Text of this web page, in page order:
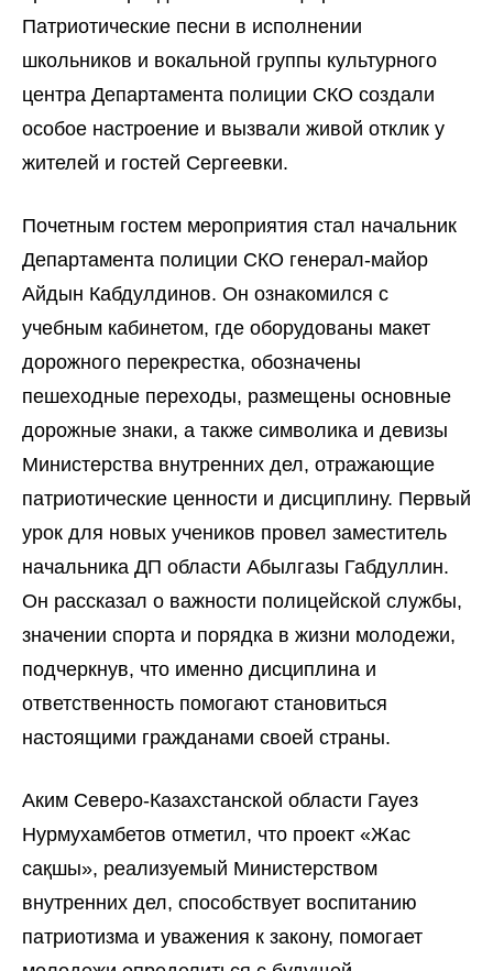
Патриотические песни в исполнении
школьников и вокальной группы культурного
центра Департамента полиции СКО создали
особое настроение и вызвали живой отклик у
жителей и гостей Сергеевки.
Почетным гостем мероприятия стал начальник
Департамента полиции СКО генерал-майор
Айдын Кабдулдинов. Он ознакомился с
учебным кабинетом, где оборудованы макет
дорожного перекрестка, обозначены
пешеходные переходы, размещены основные
дорожные знаки, а также символика и девизы
Министерства внутренних дел, отражающие
патриотические ценности и дисциплину. Первый
урок для новых учеников провел заместитель
начальника ДП области Абылгазы Габдуллин.
Он рассказал о важности полицейской службы,
значении спорта и порядка в жизни молодежи,
подчеркнув, что именно дисциплина и
ответственность помогают становиться
настоящими гражданами своей страны.
Аким Северо-Казахстанской области Гауез
Нурмухамбетов отметил, что проект «Жас
сақшы», реализуемый Министерством
внутренних дел, способствует воспитанию
патриотизма и уважения к закону, помогает